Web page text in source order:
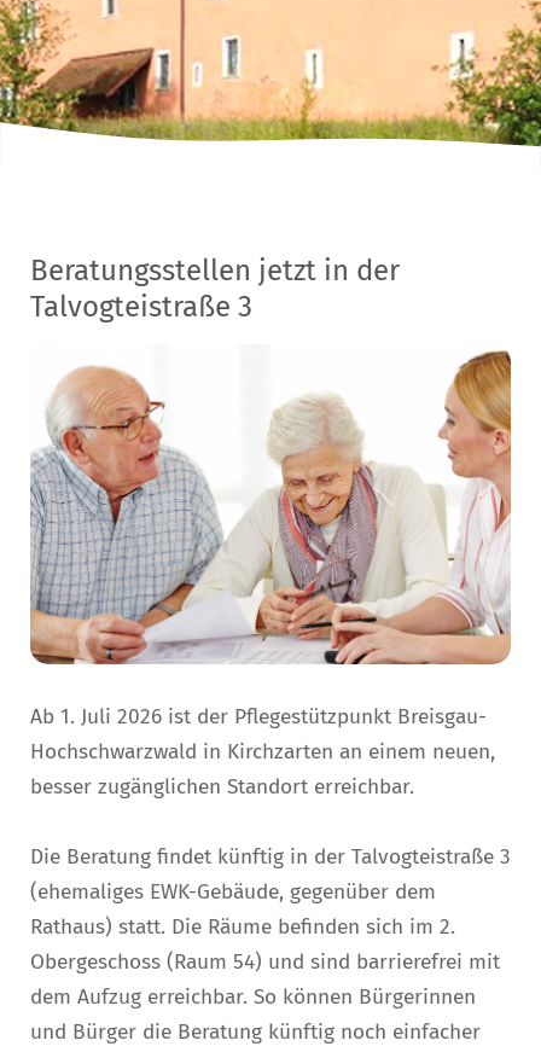
Beratungsstellen jetzt in der
Talvogteistraße 3
Ab 1. Juli 2026 ist der Pflegestützpunkt Breisgau-
Hochschwarzwald in Kirchzarten an einem neuen,
besser zugänglichen Standort erreichbar.
Die Beratung findet künftig in der Talvogteistraße 3
(ehemaliges EWK-Gebäude, gegenüber dem
Rathaus) statt. Die Räume befinden sich im 2.
Obergeschoss (Raum 54) und sind barrierefrei mit
dem Aufzug erreichbar. So können Bürgerinnen
und Bürger die Beratung künftig noch einfacher